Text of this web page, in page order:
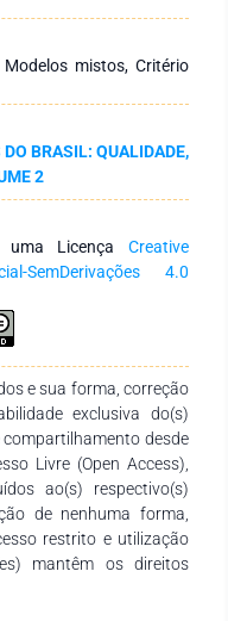
de 250 m2,
em uma malha de
com diâmetro a
a partir do centro da
por Prodan. Para
a dois tipos de análise,
das áreas a título de
o segundo, um ajuste
utilizando modelos
da maximização do
método é proposto
melhor explorar a
escassos neste tipo
da família
comparados pelo
(AIC) e a relação do
grau de dependência
que os modelos
menores
grau de dependência
modelos para as áreas
geoestatísticos
mistos, Critério
BRASIL: QUALIDADE,
2
uma Licença Creative
SemDerivações 4.0
e sua forma, correção
exclusiva do(s)
desde
Livre (Open Access),
ao(s) respectivo(s)
de nenhuma forma,
restrito e utilização
mantêm os direitos